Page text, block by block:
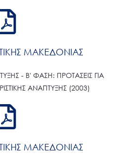
ΜΑΚΕΔΟΝΙΑΣ
- Β' ΦΑΣΗ: ΠΡΟΤΑΣΕΙΣ ΓΙΑ
ΑΝΑΠΤΥΞΗΣ (2003)
ΜΑΚΕΔΟΝΙΑΣ